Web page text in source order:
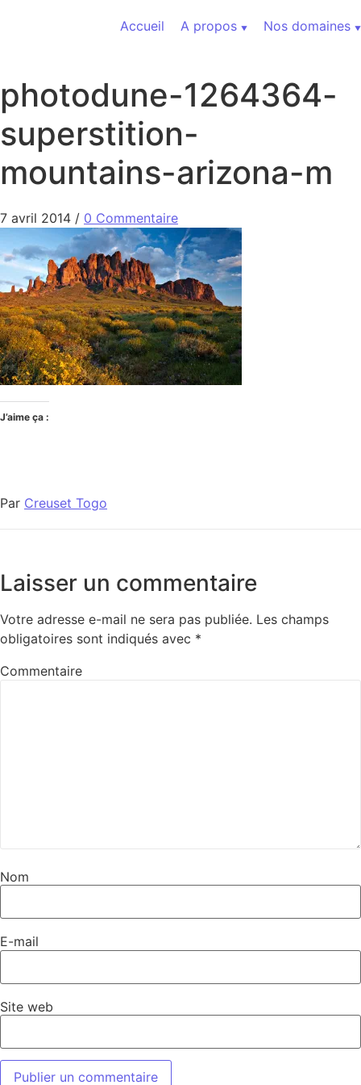
Accueil
A propos Nos domaines
photodune-1264364-
superstition-
mountains-arizona-m
7 avril 2014 / 0 Commentaire
J’aime ça :
Par Creuset Togo
Laisser un commentaire
Votre adresse e-mail ne sera pas publiée. Les champs
obligatoires sont indiqués avec *
Commentaire
Nom
E-mail
Site web